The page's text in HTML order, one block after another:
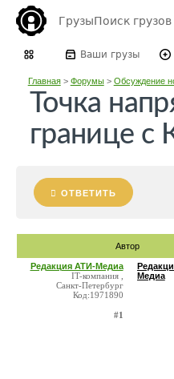
ГрузыПоиск грузов
Ваши грузы
Главная> Форумы> Обсуждение
Точка
границе с
ОТВЕТИТЬ
Автор
Редакция АТИ-Медиа
IT-компания ,
Санкт-Петербург
Код:1971890
#1
Медиа